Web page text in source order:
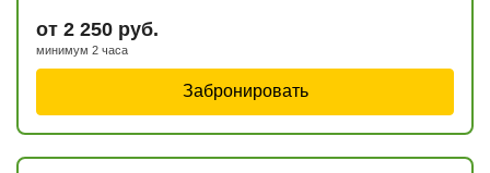
от 2 250 руб.
минимум 2 часа
Забронировать